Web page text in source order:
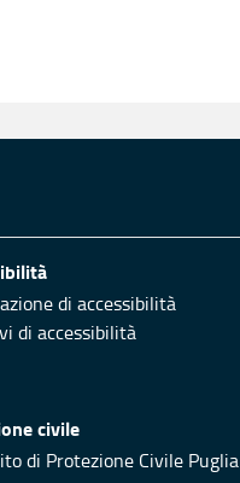
di accessibilità
di accessibilità
civile
di Protezione Civile Puglia